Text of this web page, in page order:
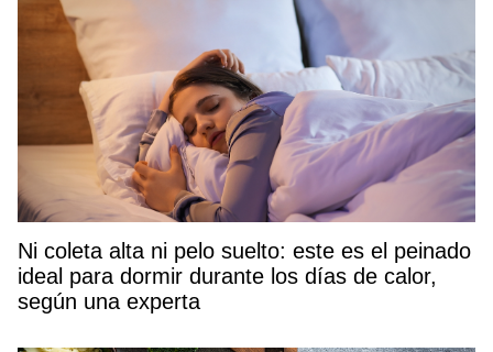
Ni coleta alta ni pelo suelto: este es el peinado
ideal para dormir durante los días de calor,
según una experta